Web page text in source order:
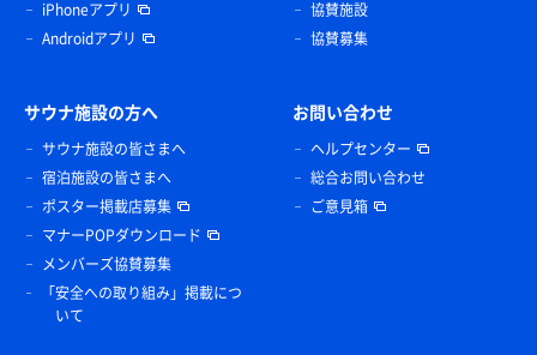
iPhoneアプリ
Androidアプリ
協賛施設
協賛募集
サウナ施設の方へ
サウナ施設の皆さまへ
宿泊施設の皆さまへ
ポスター掲載店募集
マナーPOPダウンロード
メンバーズ協賛募集
「安全への取り組み」掲載につ
いて
お問い合わせ
ヘルプセンター
総合お問い合わせ
ご意見箱